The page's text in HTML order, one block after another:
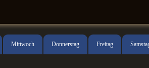
Mittwoch Donnerstag Freitag